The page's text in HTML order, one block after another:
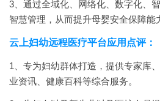
3、通过全域化、网络化、数字化、
智慧管理，从而提升母婴安全保障能
云上妇幼远程医疗平台应用点评：
1、专为妇幼群体打造，提供专家库
业资讯、健康百科等综合服务。